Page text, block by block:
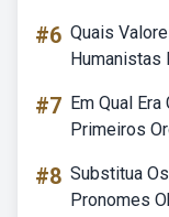
#6 Quais
Humanistas
#7 Em Qual
Primeiros
#8 Substitua
Pronomes